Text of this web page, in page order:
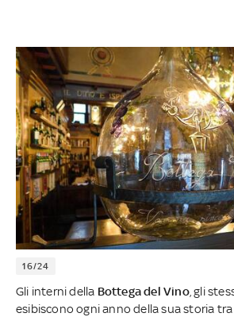
16/24
Gli interni della Bottega del Vino, gli
esibiscono ogni anno della sua storia